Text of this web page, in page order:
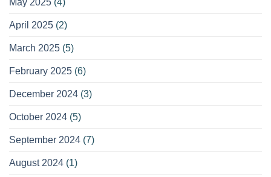
May 2025 (4)
April 2025 (2)
March 2025 (5)
February 2025 (6)
December 2024 (3)
October 2024 (5)
September 2024 (7)
August 2024 (1)